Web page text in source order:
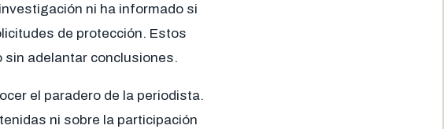
ni ha informado si
de protección. Estos
adelantar conclusiones.
el paradero de la periodista.
ni sobre la participación